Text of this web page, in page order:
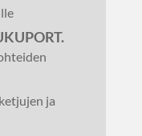
ja